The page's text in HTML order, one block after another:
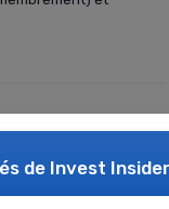
de 152
de Invest